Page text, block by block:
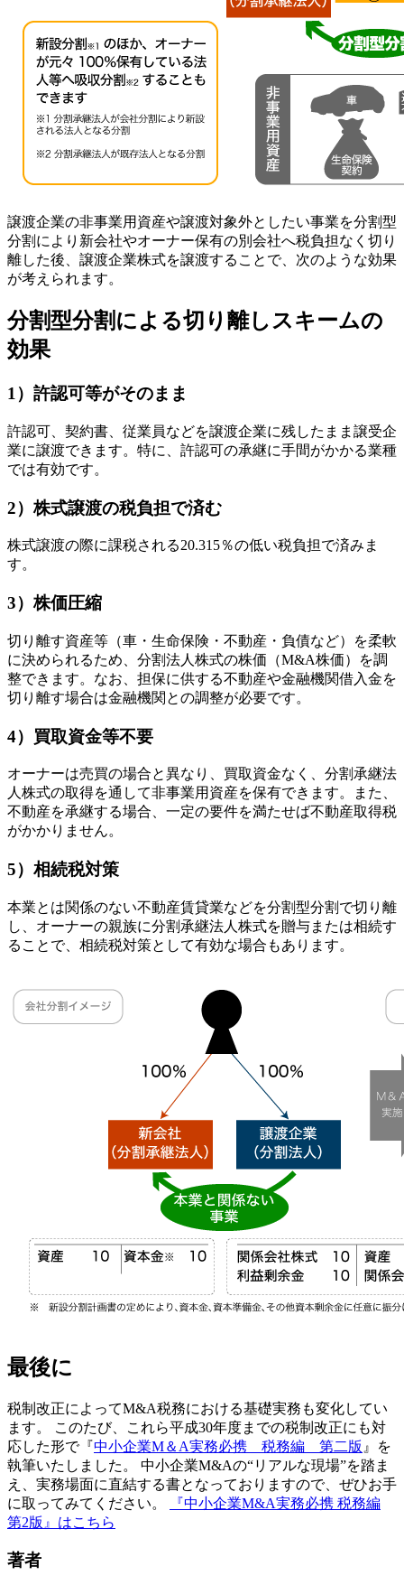
譲渡企業の非事業用資産や譲渡対象外としたい事業を分割型
分割により新会社やオーナー保有の別会社へ税負担なく切り
離した後、譲渡企業株式を譲渡することで、次のような効果
が考えられます。
分割型分割による切り離しスキームの
効果
1）許認可等がそのまま
許認可、契約書、従業員などを譲渡企業に残したまま譲受企
業に譲渡できます。特に、許認可の承継に手間がかかる業種
では有効です。
2）株式譲渡の税負担で済む
株式譲渡の際に課税される20.315％の低い税負担で済みま
す。
3）株価圧縮
切り離す資産等（車・生命保険・不動産・負債など）を柔軟
に決められるため、分割法人株式の株価（M&A株価）を調
整できます。なお、担保に供する不動産や金融機関借入金を
切り離す場合は金融機関との調整が必要です。
4）買取資金等不要
オーナーは売買の場合と異なり、買取資金なく、分割承継法
人株式の取得を通して非事業用資産を保有できます。また、
不動産を承継する場合、一定の要件を満たせば不動産取得税
がかかりません。
5）相続税対策
本業とは関係のない不動産賃貸業などを分割型分割で切り離
し、オーナーの親族に分割承継法人株式を贈与または相続す
ることで、相続税対策として有効な場合もあります。
最後に
税制改正によってM&A税務における基礎実務も変化してい
ます。 このたび、これら平成30年度までの税制改正にも対
応した形で『中小企業M＆A実務必携 税務編 第二版 』を
執筆いたしました。 中小企業M&Aの“リアルな現場”を踏ま
え、実務場面に直結する書となっておりますので、ぜひお手
に取ってみてください。
『中小企業M&A実務必携 税務編
第2版』はこちら
著者